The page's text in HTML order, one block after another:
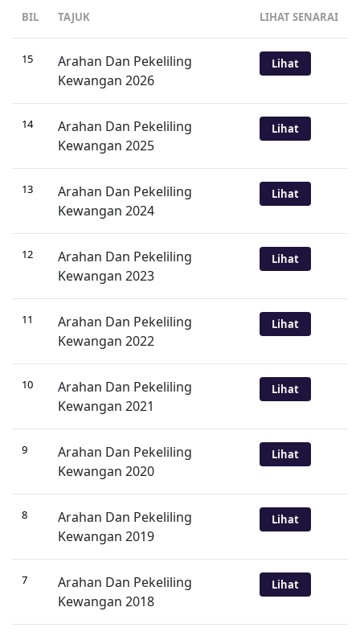
BIL TAJUK LIHAT SENARAI
15
Arahan Dan Pekeliling
Kewangan 2026
Lihat
14
Arahan Dan Pekeliling
Kewangan 2025
Lihat
13
Arahan Dan Pekeliling
Kewangan 2024
Lihat
12
Arahan Dan Pekeliling
Kewangan 2023
Lihat
11
Arahan Dan Pekeliling
Kewangan 2022
Lihat
10
Arahan Dan Pekeliling
Kewangan 2021
Lihat
9
Arahan Dan Pekeliling
Kewangan 2020
Lihat
8
Arahan Dan Pekeliling
Kewangan 2019
Lihat
7
Arahan Dan Pekeliling
Kewangan 2018
Lihat